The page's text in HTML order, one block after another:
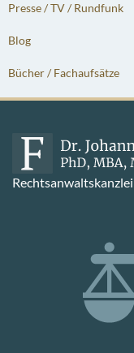
Presse / TV / Rundfunk
Blog
Bücher / Fachaufsätze
Rechtsanwaltskanzlei